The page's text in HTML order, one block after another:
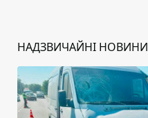
НАДЗВИЧАЙНІ НОВИНИ